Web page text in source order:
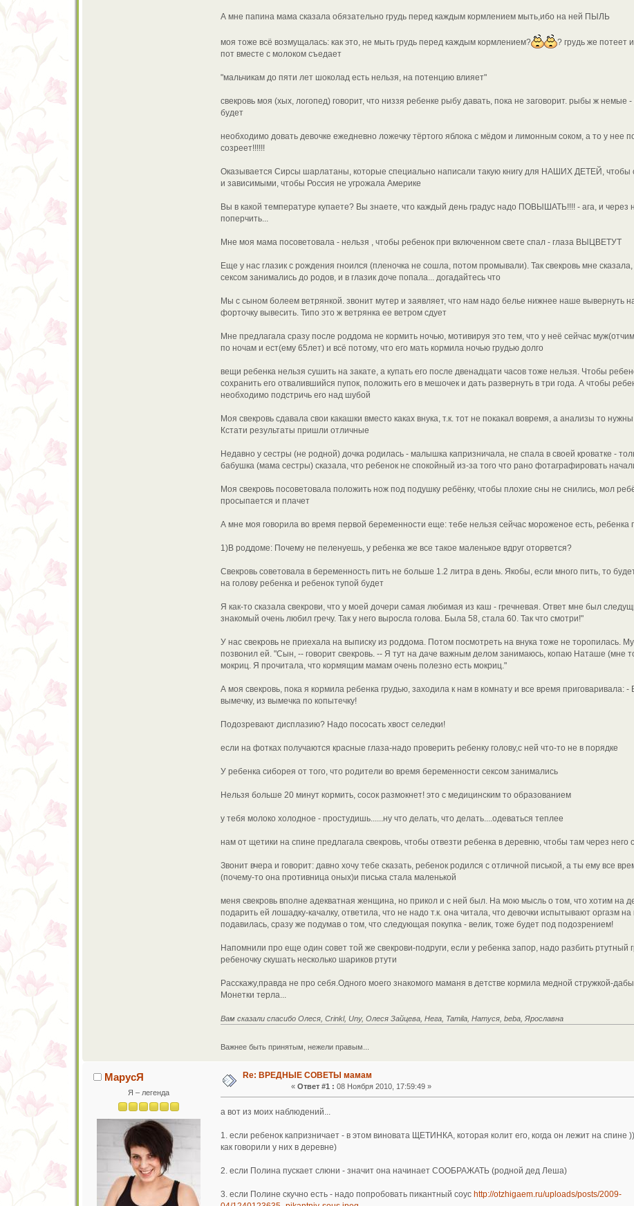
А мне папина мама сказала обязательно грудь перед каждым кормлением мыть,ибо на ней ПЫЛЬ
моя тоже всё возмущалась: как это, не мыть грудь перед каждым кормлением?
? грудь же потеет
пот вместе с молоком съедает
"мальчикам до пяти лет шоколад есть нельзя, на потенцию влияет"
свекровь моя (хых, логопед) говорит, что низзя ребенке рыбу давать, пока не заговорит. рыбы ж
будет
необходимо довать девочке ежедневно ложечку тёртого яблока с мёдом и лимонным соком, а то у нее
созреет!!!!!!
Оказывается Сирсы шарлатаны, которые специально написали такую книгу для НАШИХ ДЕТЕЙ, чтобы
и зависимыми, чтобы Россия не угрожала Америке
Вы в какой температуре купаете? Вы знаете, что каждый день градус надо ПОВЫШАТЬ!!!! - ага, и через
поперчить...
Мне моя мама посоветовала - нельзя , чтобы ребенок при включенном свете спал - глаза ВЫЦВЕТУТ
Еще у нас глазик с рождения гноился (пленочка не сошла, потом промывали). Так свекровь мне сказала,
сексом занимались до родов, и в глазик доче попала... догадайтесь что
Мы с сыном болеем ветрянкой. звонит мутер и заявляет, что нам надо белье нижнее наше вывернуть
форточку вывесить. Типо это ж ветрянка ее ветром сдует
Мне предлагала сразу после роддома не кормить ночью, мотивируя это тем, что у неё сейчас
по ночам и ест(ему 65лет) и всё потому, что его мать кормила ночью грудью долго
вещи ребенка нельзя сушить на закате, а купать его после двенадцати часов тоже нельзя. Чтобы
сохранить его отвалившийся пупок, положить его в мешочек и дать развернуть в три года. А чтобы
необходимо подстричь его над шубой
Моя свекровь сдавала свои какашки вместо каках внука, т.к. тот не покакал вовремя, а анализы то
Кстати результаты пришли отличные
Недавно у сестры (не родной) дочка родилась - малышка капризничала, не спала в своей кроватке -
бабушка (мама сестры) сказала, что ребенок не спокойный из-за того что рано фотаграфировать
Моя свекровь посоветовала положить нож под подушку ребёнку, чтобы плохие сны не снились, мол
просыпается и плачет
А мне моя говорила во время первой беременности еще: тебе нельзя сейчас мороженое есть, ребенка
1)В роддоме: Почему не пеленуешь, у ребенка же все такое маленькое вдруг оторвется?
Свекровь советовала в беременность пить не больше 1.2 литра в день. Якобы, если много пить, то
на голову ребенка и ребенок тупой будет
Я как-то сказала свекрови, что у моей дочери самая любимая из каш - гречневая. Ответ мне был
знакомый очень любил гречу. Так у него выросла голова. Была 58, стала 60. Так что смотри!"
У нас свекровь не приехала на выписку из роддома. Потом посмотреть на внука тоже не торопилась.
позвонил ей. "Сын, -- говорит свекровь. -- Я тут на даче важным делом занимаюсь, копаю Наташе (мне
мокриц. Я прочитала, что кормящим мамам очень полезно есть мокриц."
А моя свекровь, пока я кормила ребенка грудью, заходила к нам в комнату и все время приговаривала: -
вымечку, из вымечка по копытечку!
Подозревают дисплазию? Надо пососать хвост селедки!
если на фотках получаются красные глаза-надо проверить ребенку голову,с ней что-то не в порядке
У ребенка сиборея от того, что родители во время беременности сексом занимались
Нельзя больше 20 минут кормить, сосок размокнет! это с медицинским то образованием
у тебя молоко холодное - простудишь......ну что делать, что делать....одеваться теплее
нам от щетики на спине предлагала свекровь, чтобы отвезти ребенка в деревню, чтобы там через него
Звонит вчера и говорит: давно хочу тебе сказать, ребенок родился с отличной писькой, а ты ему все
(почему-то она противница оных)и писька стала маленькой
меня свекровь вполне адекватная женщина, но прикол и с ней был. На мою мысль о том, что хотим на
подарить ей лошадку-качалку, ответила, что не надо т.к. она читала, что девочки испытывают оргазм
подавилась, сразу же подумав о том, что следующая покупка - велик, тоже будет под подозрением!
Напомнили про еще один совет той же свекрови-подруги, если у ребенка запор, надо разбить ртутный
ребеночку скушать несколько шариков ртути
Расскажу,правда не про себя.Одного моего знакомого маманя в детстве кормила медной стружкой-
Монетки терла...
Вам сказали спасибо Олеся, Crinkl, Uny, Олеся Зайцева, Нега, Tamila, Натуся, beba, Ярославна
Важнее быть принятым, нежели правым...
МарусЯ
Я – легенда
Re: ВРЕДНЫЕ СОВЕТЫ мамам
« Ответ #1 : 08 Ноября 2010, 17:59:49 »
а вот из моих наблюдений...
1. если ребенок капризничает - в этом виновата ЩЕТИНКА, которая колит его, когда он лежит на спине
как говорили у них в деревне)
2. если Полина пускает слюни - значит она начинает СООБРАЖАТЬ (родной дед Леша)
3. если Полине скучно есть - надо попробовать пикантный соус http://otzhigaem.ru/uploads/posts/2009-